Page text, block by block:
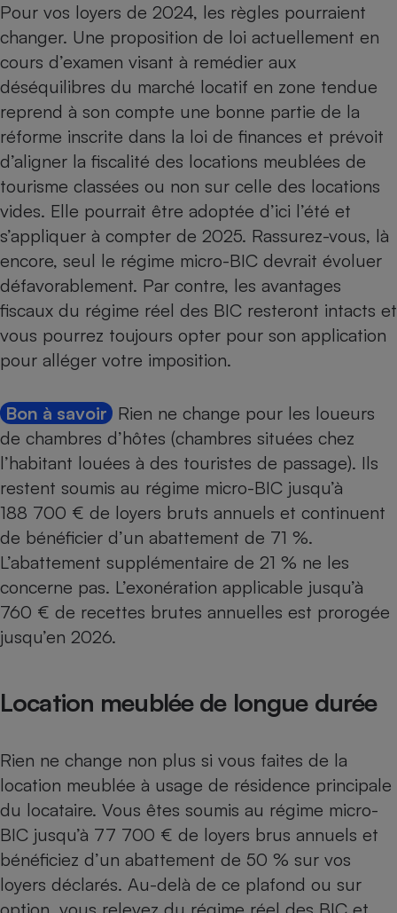
Pour vos loyers de 2024, les règles pourraient
changer. Une proposition de loi actuellement en
cours d’examen visant à remédier aux
déséquilibres du marché locatif en zone tendue
reprend à son compte une bonne partie de la
réforme inscrite dans la loi de finances et prévoit
d’aligner la fiscalité des locations meublées de
tourisme classées ou non sur celle des locations
vides. Elle pourrait être adoptée d’ici l’été et
s’appliquer à compter de 2025. Rassurez-vous, là
encore, seul le régime micro-BIC devrait évoluer
défavorablement. Par contre, les avantages
fiscaux du régime réel des BIC resteront intacts et
vous pourrez toujours opter pour son application
pour alléger votre imposition.
Bon à savoir Rien ne change pour les loueurs
de chambres d’hôtes (chambres situées chez
l’habitant louées à des touristes de passage). Ils
restent soumis au régime micro-BIC jusqu’à
188 700 € de loyers bruts annuels et continuent
de bénéficier d’un abattement de 71 %.
L’abattement supplémentaire de 21 % ne les
concerne pas. L’exonération applicable jusqu’à
760 € de recettes brutes annuelles est prorogée
jusqu’en 2026.
Location meublée de longue durée
Rien ne change non plus si vous faites de la
location meublée à usage de résidence principale
du locataire. Vous êtes soumis au régime micro-
BIC jusqu’à 77 700 € de loyers brus annuels et
bénéficiez d’un abattement de 50 % sur vos
loyers déclarés. Au-delà de ce plafond ou sur